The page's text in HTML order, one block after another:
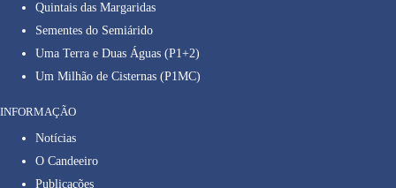
Quintais das Margaridas
Sementes do Semiárido
Uma Terra e Duas Águas (P1+2)
Um Milhão de Cisternas (P1MC)
INFORMAÇÃO
Notícias
O Candeeiro
Publicações